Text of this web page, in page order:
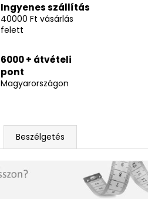
Ingyenes szállítás
40000 Ft vásárlás
felett
6000 + átvételi
pont
Magyarországon
Beszélgetés